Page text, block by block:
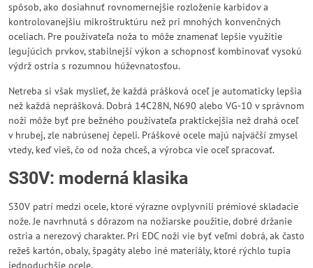
spôsob, ako dosiahnuť rovnomernejšie rozloženie karbidov a
kontrolovanejšiu mikroštruktúru než pri mnohých konvenčných
oceliach. Pre používateľa noža to môže znamenať lepšie využitie
legujúcich prvkov, stabilnejší výkon a schopnosť kombinovať vysokú
výdrž ostria s rozumnou húževnatosťou.
Netreba si však myslieť, že každá prášková oceľ je automaticky lepšia
než každá neprášková. Dobrá 14C28N, N690 alebo VG-10 v správnom
noži môže byť pre bežného používateľa praktickejšia než drahá oceľ
v hrubej, zle nabrúsenej čepeli. Práškové ocele majú najväčší zmysel
vtedy, keď vieš, čo od noža chceš, a výrobca vie oceľ spracovať.
S30V: moderná klasika
S30V patrí medzi ocele, ktoré výrazne ovplyvnili prémiové skladacie
nože. Je navrhnutá s dôrazom na nožiarske použitie, dobré držanie
ostria a nerezový charakter. Pri EDC noži vie byť veľmi dobrá, ak často
režeš kartón, obaly, špagáty alebo iné materiály, ktoré rýchlo tupia
jednoduchšie ocele.